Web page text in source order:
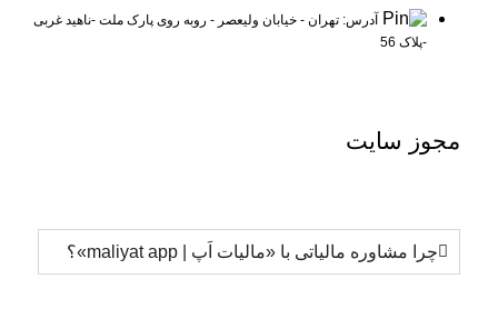
آدرس: تهران - خیابان ولیعصر - روبه روی پارک ملت -ناهید غربی
-پلاک 56
مجوز سایت
چرا مشاوره مالیاتی با «مالیات اَپ | maliyat app»؟